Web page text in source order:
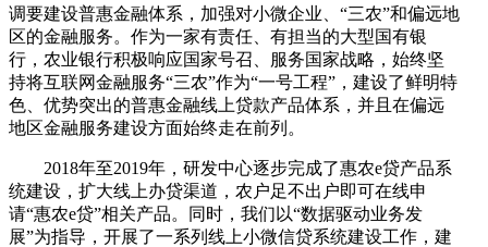
调要建设普惠金融体系，加强对小微企业、“三农”和偏远地
区的金融服务。作为一家有责任、有担当的大型国有银
行，农业银行积极响应国家号召、服务国家战略，始终坚
持将互联网金融服务“三农”作为“一号工程”，建设了鲜明特
色、优势突出的普惠金融线上贷款产品体系，并且在偏远
地区金融服务建设方面始终走在前列。
2018年至2019年，研发中心逐步完成了惠农e贷产品系
统建设，扩大线上办贷渠道，农户足不出户即可在线申
请“惠农e贷”相关产品。同时，我们以“数据驱动业务发
展”为指导，开展了一系列线上小微信贷系统建设工作，建